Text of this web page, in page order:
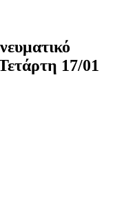
17/01